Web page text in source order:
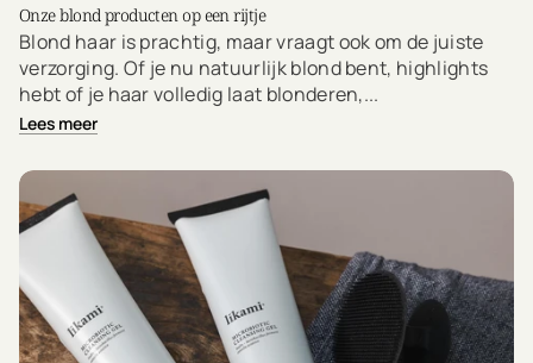
Onze blond producten op een rijtje
Blond haar is prachtig, maar vraagt ook om de juiste
verzorging. Of je nu natuurlijk blond bent, highlights
hebt of je haar volledig laat blonderen,...
Lees meer